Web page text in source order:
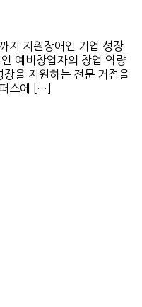
지 지원장애인 기업 성장
예비창업자의 창업 역량
을 지원하는 전문 거점을
스에 […]